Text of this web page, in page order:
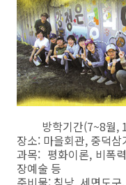
방학기간(7~8월,
장소: 마을회관, 중덕
과목: 평화이론, 비폭
장예술 등